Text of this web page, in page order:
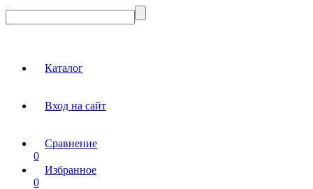
Каталог
Вход на сайт
Сравнение
0
Избранное
0